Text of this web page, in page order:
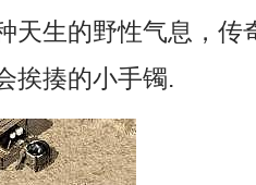
天生的野性气息，传
挨揍的小手镯.